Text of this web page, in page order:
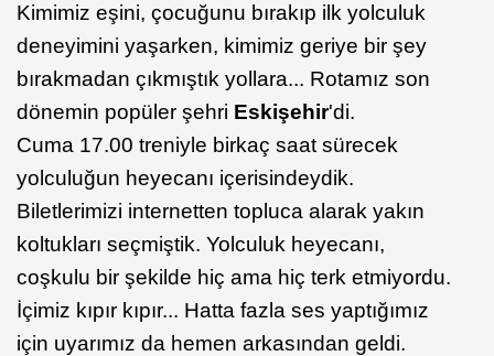
Kimimiz eşini, çocuğunu bırakıp ilk yolculuk
deneyimini yaşarken, kimimiz geriye bir şey
bırakmadan çıkmıştık yollara... Rotamız son
dönemin popüler şehri Eskişehir'di.
Cuma 17.00 treniyle birkaç saat sürecek
yolculuğun heyecanı içerisindeydik.
Biletlerimizi internetten topluca alarak yakın
koltukları seçmiştik. Yolculuk heyecanı,
coşkulu bir şekilde hiç ama hiç terk etmiyordu.
İçimiz kıpır kıpır... Hatta fazla ses yaptığımız
için uyarımız da hemen arkasından geldi.